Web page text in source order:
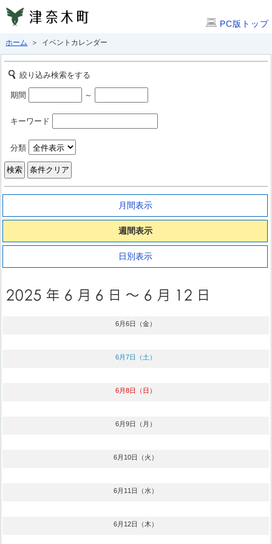
PC版トップ
ホーム ＞ イベントカレンダー
絞り込み検索をする
期間 ～
キーワード
分類
月間表示
週間表示
日別表示
6月6日（金）
6月7日（土）
6月8日（日）
6月9日（月）
6月10日（火）
6月11日（水）
6月12日（木）